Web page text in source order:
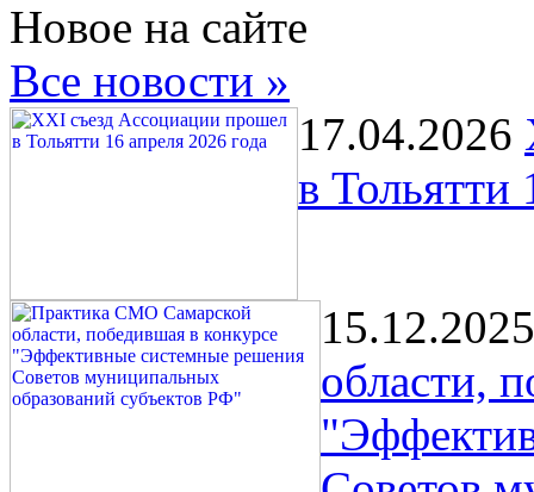
Новое на сайте
Все новости »
17.04.2026
в Тольятти
15.12.2025
области,